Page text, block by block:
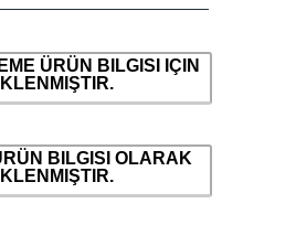
ÜRÜN BILGISI IÇIN
BILGISI OLARAK